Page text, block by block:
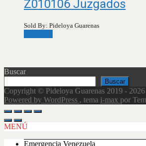
Z010106 Juzgados
Sold By: Pideloya Guarenas
Buscar
Buscar
Copyright © Pideloya Guarenas 2019 - 2026
Powered by WordPress , tema i-max por
Scroll
Up
MENÚ
Emergencia Venezuela